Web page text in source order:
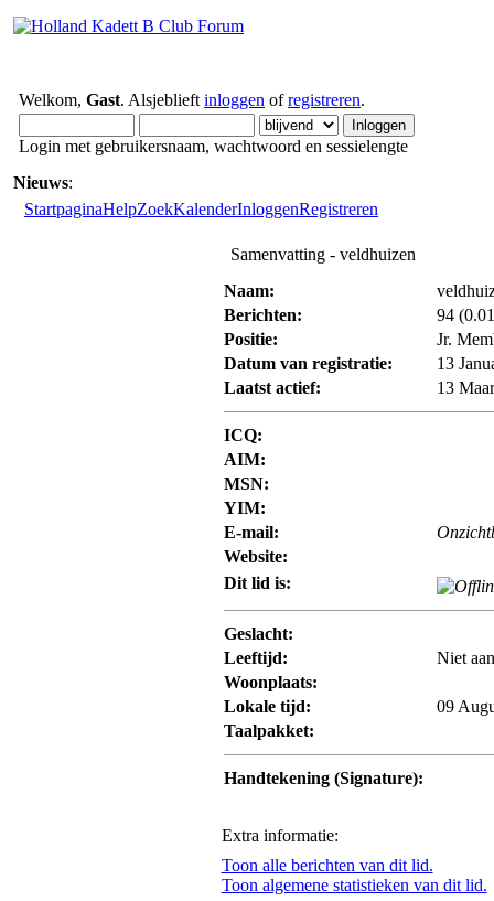
Welkom, Gast. Alsjeblieft inloggen ofregistreren.
Login met gebruikersnaam, wachtwoord en sessielengte
Nieuws:
StartpaginaHelpZoekKalenderInloggenRegistreren
Samenvatting - veldhuizen
Naam:
Berichten:
94
Positie:
Jr.
Datum van registratie:
13
Laatst actief:
13
ICQ:
AIM:
MSN:
YIM:
E-mail:
Website:
Dit lid is:
Geslacht:
Leeftijd:
Niet
Woonplaats:
Lokale tijd:
09
Taalpakket:
Handtekening (Signature):
Extra informatie:
Toon alle berichten van dit lid.
Toon algemene statistieken van dit lid.